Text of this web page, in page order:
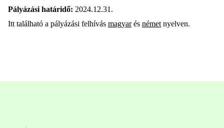
Pályázási határidő: 2024.12.31.
Itt található a pályázási felhívás magyarés német nyelven.